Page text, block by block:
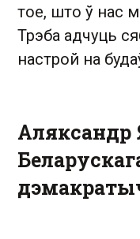
тое, што ў нас
Трэба адчуць
настрой на
Аляксандр